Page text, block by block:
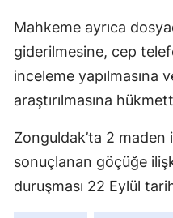
Mahkeme ayrıca
giderilmesine, cep
inceleme yapılmasına
araştırılmasına
Zonguldak’ta 2 maden
sonuçlanan göçüğe
duruşması 22 Eylül